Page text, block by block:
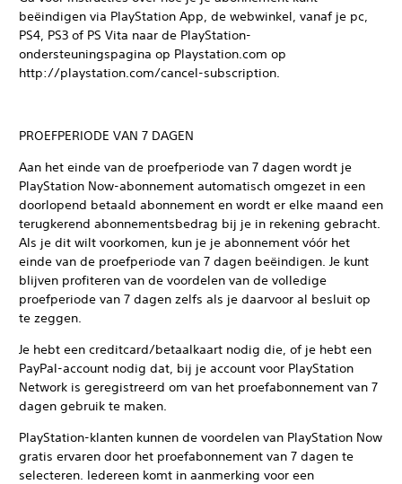
beëindigen via PlayStation App, de webwinkel, vanaf je pc,
PS4, PS3 of PS Vita naar de PlayStation-
ondersteuningspagina op Playstation.com op
http://playstation.com/cancel-subscription.
PROEFPERIODE VAN 7 DAGEN
Aan het einde van de proefperiode van 7 dagen wordt je
PlayStation Now-abonnement automatisch omgezet in een
doorlopend betaald abonnement en wordt er elke maand een
terugkerend abonnementsbedrag bij je in rekening gebracht.
Als je dit wilt voorkomen, kun je je abonnement vóór het
einde van de proefperiode van 7 dagen beëindigen. Je kunt
blijven profiteren van de voordelen van de volledige
proefperiode van 7 dagen zelfs als je daarvoor al besluit op
te zeggen.
Je hebt een creditcard/betaalkaart nodig die, of je hebt een
PayPal-account nodig dat, bij je account voor PlayStation
Network is geregistreerd om van het proefabonnement van 7
dagen gebruik te maken.
PlayStation-klanten kunnen de voordelen van PlayStation Now
gratis ervaren door het proefabonnement van 7 dagen te
selecteren. Iedereen komt in aanmerking voor een